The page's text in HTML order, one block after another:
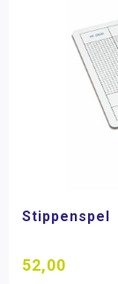
Stippenspel
52,00